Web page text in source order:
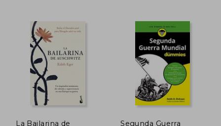
45% 45%
La Bailarina de Segunda Guerra